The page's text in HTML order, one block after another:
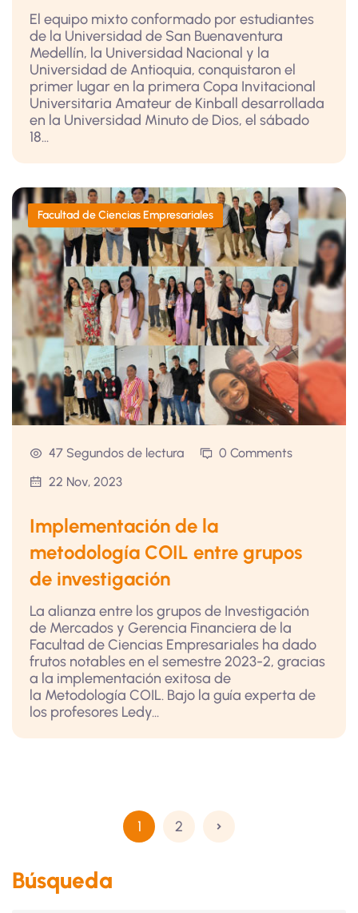
El equipo mixto conformado por estudiantes
de la Universidad de San Buenaventura
Medellín, la Universidad Nacional y la
Universidad de Antioquia, conquistaron el
primer lugar en la primera Copa Invitacional
Universitaria Amateur de Kinball desarrollada
en la Universidad Minuto de Dios, el sábado
18...
Facultad de Ciencias Empresariales
47 Segundos de lectura
0 Comments
22 Nov, 2023
Implementación de la
metodología COIL entre grupos
de investigación
La alianza entre los grupos de Investigación
de Mercados y Gerencia Financiera de la
Facultad de Ciencias Empresariales ha dado
frutos notables en el semestre 2023-2, gracias
a la implementación exitosa de
la Metodología COIL. Bajo la guía experta de
los profesores Ledy...
1 2
Búsqueda